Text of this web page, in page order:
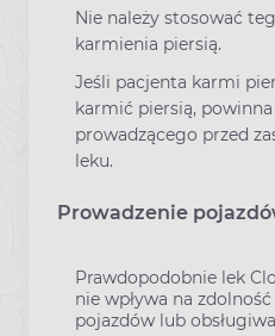
Nie należy stosować
karmienia piersią.
Jeśli pacjenta karmi
karmić piersią,
prowadzącego przed
leku.
Prowadzenie
Prawdopodobnie lek
nie wpływa na
pojazdów lub